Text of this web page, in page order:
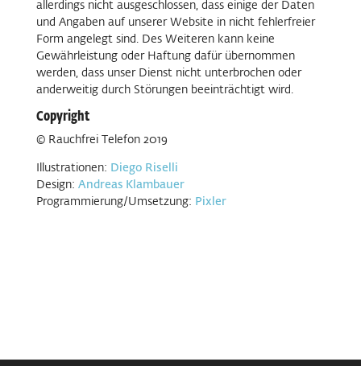
allerdings nicht ausgeschlossen, dass einige der Daten
und Angaben auf unserer Website in nicht fehlerfreier
Form angelegt sind. Des Weiteren kann keine
Gewährleistung oder Haftung dafür übernommen
werden, dass unser Dienst nicht unterbrochen oder
anderweitig durch Störungen beeinträchtigt wird.
Copyright
© Rauchfrei Telefon 2019
Illustrationen: Diego Riselli
Design: Andreas Klambauer
Programmierung/Umsetzung: Pixler